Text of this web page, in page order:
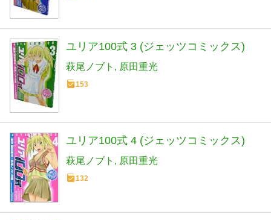
ユリア100式 3 (ジェッツコミックス)
萩尾ノブト 原田重光
153
ユリア100式 4 (ジェッツコミックス)
萩尾ノブト 原田重光
132